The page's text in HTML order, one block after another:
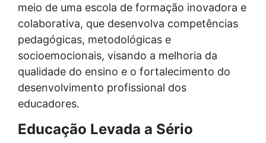
meio de uma escola de formação inovadora e
colaborativa, que desenvolva competências
pedagógicas, metodológicas e
socioemocionais, visando a melhoria da
qualidade do ensino e o fortalecimento do
desenvolvimento profissional dos
educadores.
Educação Levada a Sério